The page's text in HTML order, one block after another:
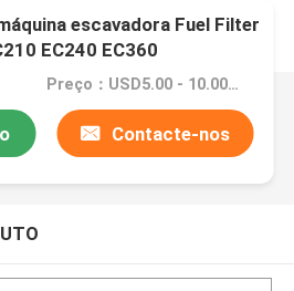
escavadora Fuel Filter
EC240 EC360
Preço：USD5.00 - 10.00 /PC
Contacte-nos